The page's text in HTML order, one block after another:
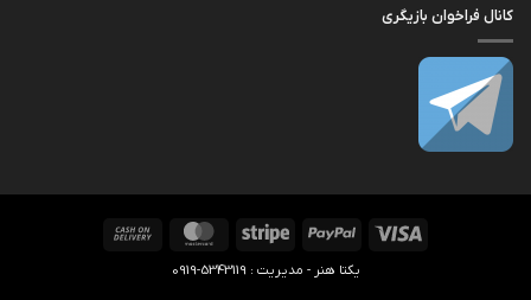
کانال فراخوان بازیگری
Visa
PayPal
Stripe
MasterCard
یکتا هنر - مدیریت : 5343119-0919